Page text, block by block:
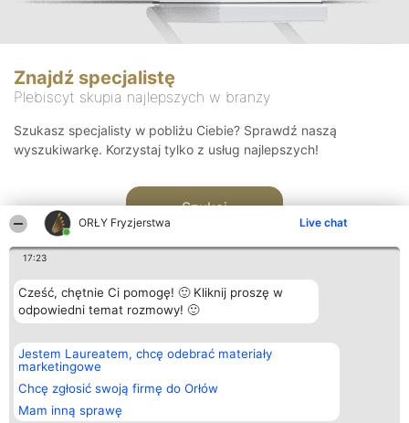
ORŁY Fryzjerstwa Live chat
17:23
Cześć, chętnie Ci pomogę! 🙂 Kliknij proszę w
odpowiedni temat rozmowy! 🙂
Jestem Laureatem, chcę odebrać materiały
marketingowe
Chcę zgłosić swoją firmę do Orłów
Mam inną sprawę
Znajdź specjalistę
Plebiscyt skupia najlepszych w branży
Szukasz specjalisty w pobliżu Ciebie? Sprawdź naszą
wyszukiwarkę. Korzystaj tylko z usług najlepszych!
Szukaj
Organizator plebiscytu
Bright Side Solutions sp. z o.
o. sp. k.
ul. Ruska 22
Wrocław 50-079
KRS 0000749100 | Regon
Plebiscyt
Laureaci
wszystkich
Laureatów
Kontakt
Kontakt